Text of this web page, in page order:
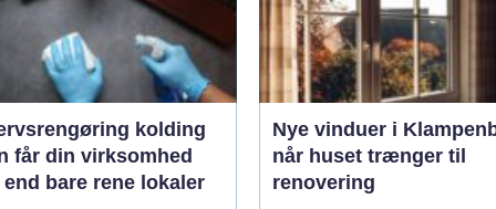
kolding
får din virksomhed
end bare rene lokaler
Nye vinduer i
når huset trænger til
renovering